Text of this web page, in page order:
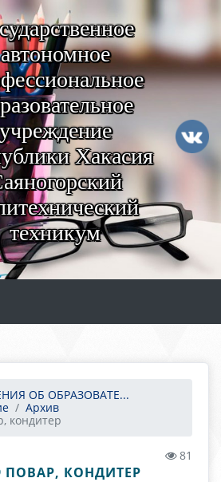
автономное
Хакасия
техникум
ОБ ОБРАЗОВАТЕ...
Архив
кондитер
81
ПОВАР, КОНДИТЕР